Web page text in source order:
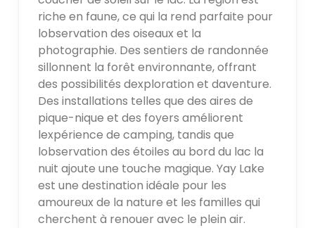
riche en faune, ce qui la rend parfaite pour
lobservation des oiseaux et la
photographie. Des sentiers de randonnée
sillonnent la forêt environnante, offrant
des possibilités dexploration et daventure.
Des installations telles que des aires de
pique-nique et des foyers améliorent
lexpérience de camping, tandis que
lobservation des étoiles au bord du lac la
nuit ajoute une touche magique. Yay Lake
est une destination idéale pour les
amoureux de la nature et les familles qui
cherchent à renouer avec le plein air.